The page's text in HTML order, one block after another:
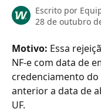
Escrito por
28 de outubro
Motivo: Essa
NF-e com data de
credenciamento
anterior a data de
UF.